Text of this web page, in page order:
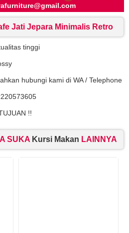
Jati Jepara Minimalis Retro
tinggi
hubungi kami di WA / Telephone
!!
SUKA Kursi Makan LAINNYA